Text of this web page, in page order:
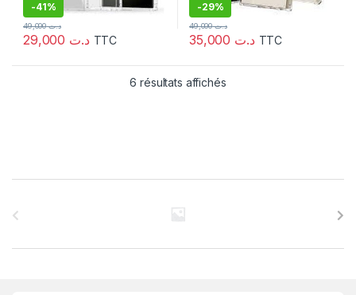
-41%
د.ت
د.ت49,000
TTC
-29%
د.ت
د.ت49,000
TTC
6 résultats affichés